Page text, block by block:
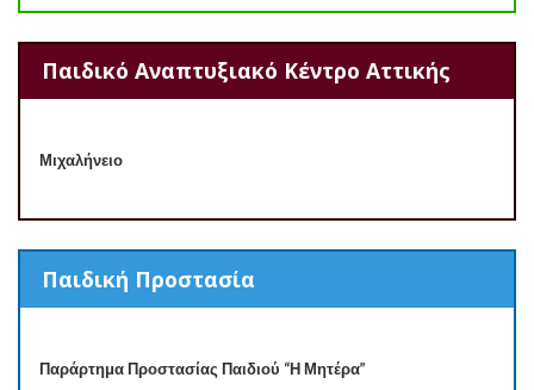
Παιδικό Αναπτυξιακό Κέντρο Αττικής
Μιχαλήνειο
Παιδική Προστασία
Παράρτημα Προστασίας Παιδιού “Η Μητέρα”